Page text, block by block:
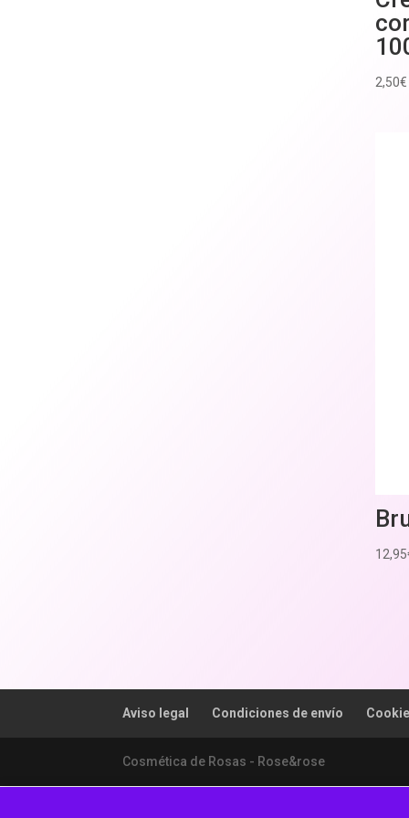
2,50€
12,95
Aviso legal Condiciones de envío
Cosmética de Rosas - Rose&rose